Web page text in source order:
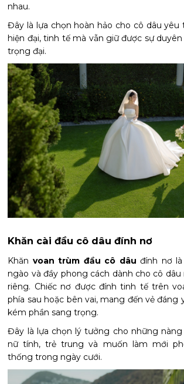
nhau.
Đây là lựa chọn hoàn hảo cho cô dâu yêu
hiện đại, tinh tế mà vẫn giữ được sự
trọng đại.
Khăn cài đầu cô dâu đính nơ
Khăn voan trùm đầu cô dâu đính nơ
ngào và đầy phong cách dành cho cô
riêng. Chiếc nơ được đính tinh tế trên
phía sau hoặc bên vai, mang đến vẻ đáng
kém phần sang trọng.
Đây là lựa chọn lý tưởng cho những
nữ tính, trẻ trung và muốn làm mới
thống trong ngày cưới.